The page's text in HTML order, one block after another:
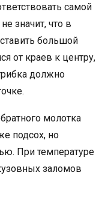
самой
значит, что в
большой
от краев к центру,
должно
молотка
подсох, но
При температуре
заломов